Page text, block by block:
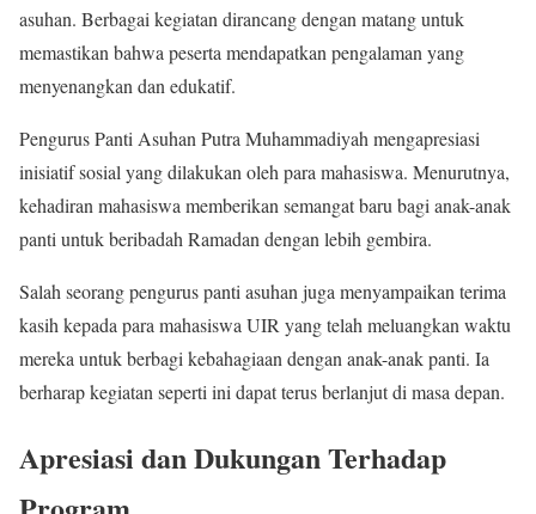
asuhan. Berbagai kegiatan dirancang dengan matang untuk
memastikan bahwa peserta mendapatkan pengalaman yang
menyenangkan dan edukatif.
Pengurus Panti Asuhan Putra Muhammadiyah mengapresiasi
inisiatif sosial yang dilakukan oleh para mahasiswa. Menurutnya,
kehadiran mahasiswa memberikan semangat baru bagi anak-anak
panti untuk beribadah Ramadan dengan lebih gembira.
Salah seorang pengurus panti asuhan juga menyampaikan terima
kasih kepada para mahasiswa UIR yang telah meluangkan waktu
mereka untuk berbagi kebahagiaan dengan anak-anak panti. Ia
berharap kegiatan seperti ini dapat terus berlanjut di masa depan.
Apresiasi dan Dukungan Terhadap